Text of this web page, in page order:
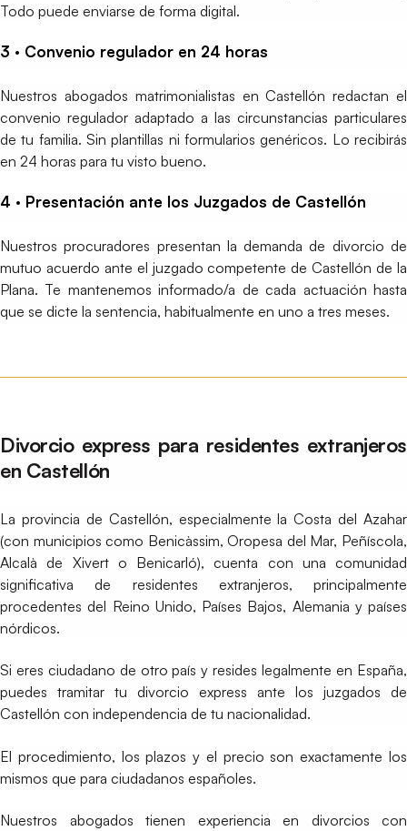
Todo puede enviarse de forma digital.
3 · Convenio regulador en 24 horas
Nuestros abogados matrimonialistas en Castellón redactan el
convenio regulador adaptado a las circunstancias particulares
de tu familia. Sin plantillas ni formularios genéricos. Lo recibirás
en 24 horas para tu visto bueno.
4 · Presentación ante los Juzgados de Castellón
Nuestros procuradores presentan la demanda de divorcio de
mutuo acuerdo ante el juzgado competente de Castellón de la
Plana. Te mantenemos informado/a de cada actuación hasta
que se dicte la sentencia, habitualmente en uno a tres meses.
Divorcio express para residentes extranjeros
en Castellón
La provincia de Castellón, especialmente la Costa del Azahar
(con municipios como Benicàssim, Oropesa del Mar, Peñíscola,
Alcalà de Xivert o Benicarló), cuenta con una comunidad
significativa de residentes extranjeros, principalmente
procedentes del Reino Unido, Países Bajos, Alemania y países
nórdicos.
Si eres ciudadano de otro país y resides legalmente en España,
puedes tramitar tu divorcio express ante los juzgados de
Castellón con independencia de tu nacionalidad.
El procedimiento, los plazos y el precio son exactamente los
mismos que para ciudadanos españoles.
Nuestros abogados tienen experiencia en divorcios con